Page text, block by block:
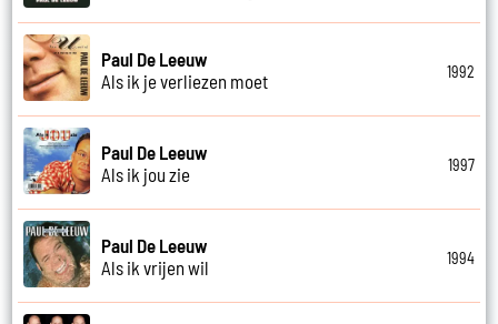
Paul De Leeuw
Als ik je verliezen moet
1992
Paul De Leeuw
Als ik jou zie
1997
Paul De Leeuw
Als ik vrijen wil
1994